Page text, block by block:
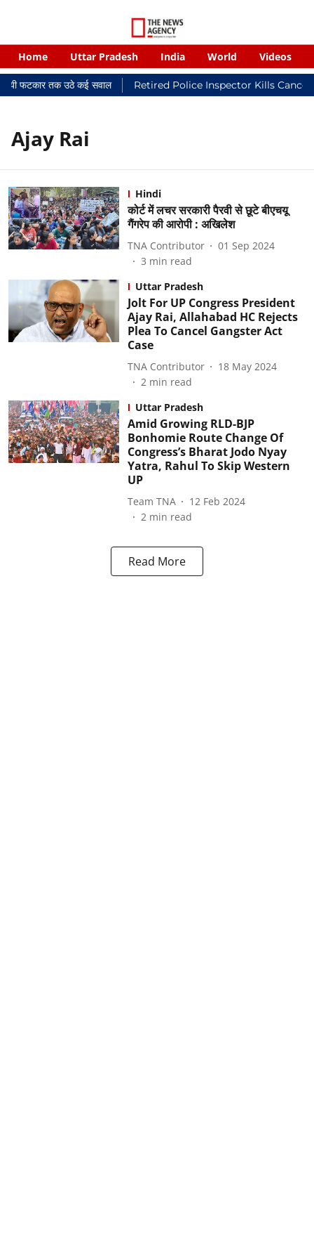
Home Uttar Pradesh India World Videos
फटकार तक उठे कई सवाल Retired Police Inspector Kills
Ajay Rai
Hindi
कोर्ट में लचर सरकारी पैरवी से छूटे बीएचयू
गैंगरेप की आरोपी : अखिलेश
TNA Contributor
01 Sep 2024
3 min read
Uttar Pradesh
Jolt For UP Congress President
Ajay Rai, Allahabad HC Rejects
Plea To Cancel Gangster Act
Case
TNA Contributor
18 May 2024
2 min read
Uttar Pradesh
Amid Growing RLD-BJP
Bonhomie Route Change Of
Congress’s Bharat Jodo Nyay
Yatra, Rahul To Skip Western
UP
Team TNA
12 Feb 2024
2 min read
Read More